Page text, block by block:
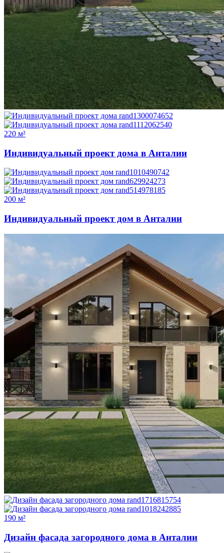
220 м²
Индивидуальный проект дома в Анталии
200 м²
Индивидуальный проект дом в Анталии
190 м²
Дизайн фасада загородного дома в Анталии